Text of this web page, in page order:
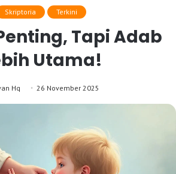
Skriptoria Terkini
Tapi Adab
Utama!
Hq 26 November 2025